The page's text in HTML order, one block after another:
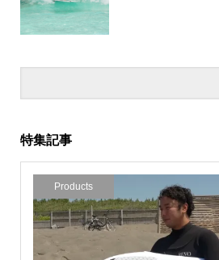
特集記事
Products